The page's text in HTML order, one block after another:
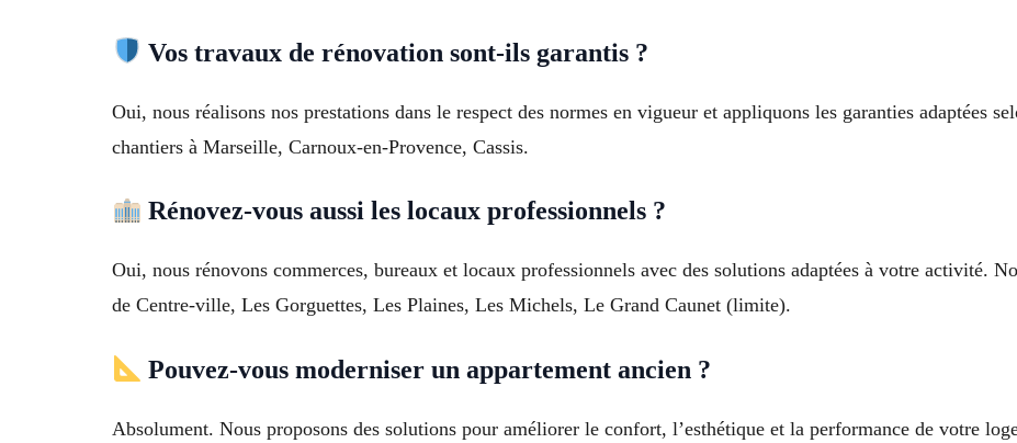
Vos travaux de rénovation sont-ils garantis ?
Oui, nous réalisons nos prestations dans le respect des normes en vigueur et appliquons les garanties adaptées
chantiers à Marseille, Carnoux-en-Provence, Cassis.
Rénovez-vous aussi les locaux professionnels ?
Oui, nous rénovons commerces, bureaux et locaux professionnels avec des solutions adaptées à votre activité.
de Centre-ville, Les Gorguettes, Les Plaines, Les Michels, Le Grand Caunet (limite).
Pouvez-vous moderniser un appartement ancien ?
Absolument. Nous proposons des solutions pour améliorer le confort, l’esthétique et la performance de votre